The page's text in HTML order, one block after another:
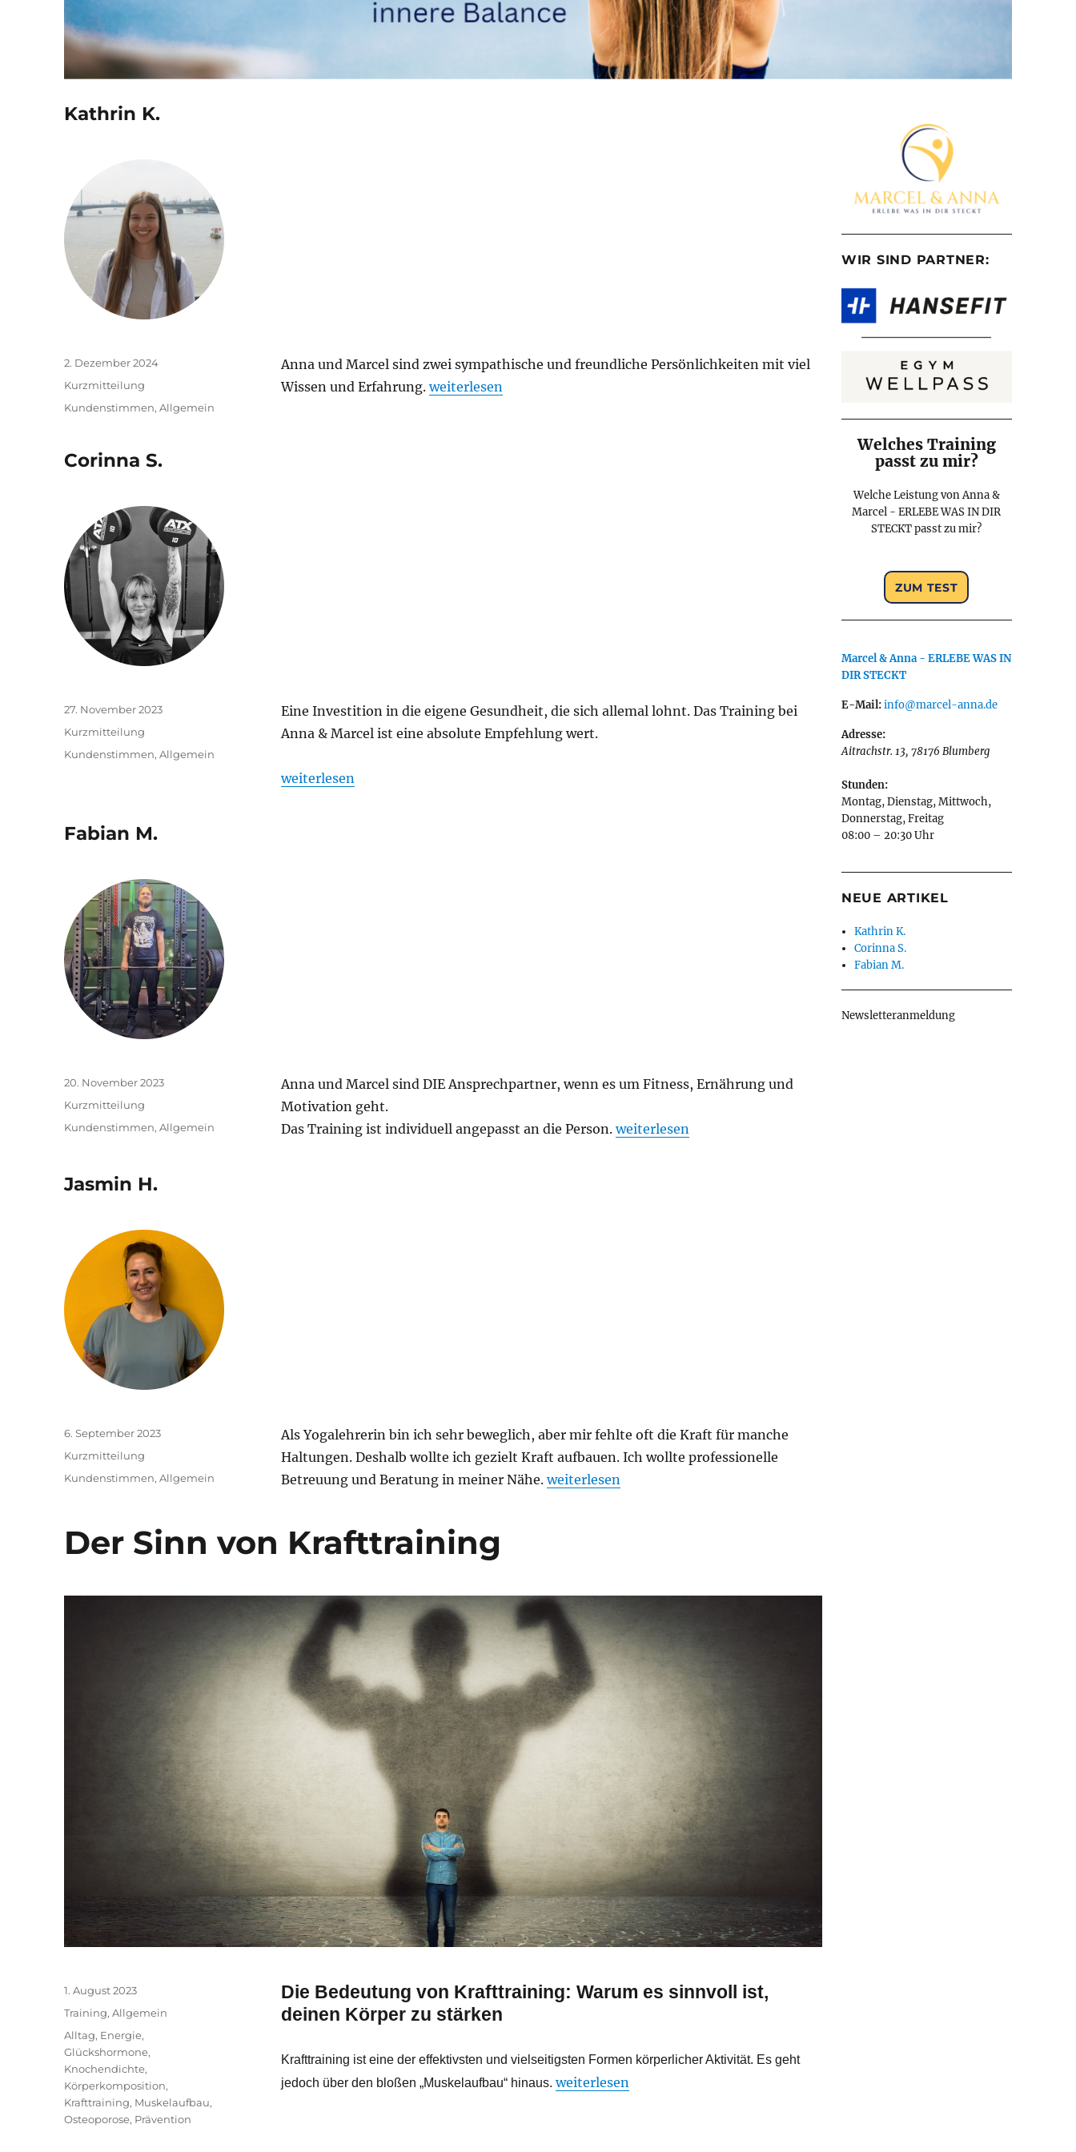
Artikel
Kathrin K.
Anna und Marcel sind zwei sympathische und freundliche Persönlichkeiten mit viel
Wissen und Erfahrung.„Kathrin K.“
weiterlesen
Veröffentlicht
am
2. Dezember 2024
Format
Kurzmitteilung
Kategorien
Kundenstimmen,Allgemein
Corinna S.
Eine Investition in die eigene Gesundheit, die sich allemal lohnt. Das Training bei
Anna & Marcel ist eine absolute Empfehlung wert.
„Corinna S.“
weiterlesen
Veröffentlicht
am
27. November 2023
Format
Kurzmitteilung
Kategorien
Kundenstimmen,Allgemein
Fabian M.
Anna und Marcel sind DIE Ansprechpartner, wenn es um Fitness, Ernährung und
Motivation geht.
Das Training ist individuell angepasst an die Person.„Fabian M.“
weiterlesen
Veröffentlicht
am
20. November 2023
Format
Kurzmitteilung
Kategorien
Kundenstimmen,Allgemein
Jasmin H.
Als Yogalehrerin bin ich sehr beweglich, aber mir fehlte oft die Kraft für manche
Haltungen. Deshalb wollte ich gezielt Kraft aufbauen. Ich wollte professionelle
Betreuung und Beratung in meiner Nähe.„Jasmin H.“
weiterlesen
Veröffentlicht
am
6. September 2023
Format
Kurzmitteilung
Kategorien
Kundenstimmen,Allgemein
Der Sinn von Krafttraining
Die Bedeutung von Krafttraining: Warum es sinnvoll ist,
deinen Körper zu stärken
Krafttraining ist eine der effektivsten und vielseitigsten Formen körperlicher Aktivität. Es geht
jedoch über den bloßen „Muskelaufbau“ hinaus.„Der Sinn von Krafttraining“
weiterlesen
Veröffentlicht
am
1. August 2023
Kategorien
Training,Allgemein
Schlagwörter
Alltag, Energie,
Glückshormone,
Knochendichte,
Körperkomposition,
Krafttraining, Muskelaufbau,
Osteoporose, Prävention
WIR SIND PARTNER:
Welches Training
passt zu mir?
Welche Leistung von Anna &
Marcel - ERLEBE WAS IN DIR
STECKT passt zu mir?
Marcel & Anna - ERLEBE WAS IN
DIR STECKT
E-Mail:info@marcel-anna.de
Adresse:
Aitrachstr. 13, 78176 Blumberg
Stunden:
Montag, Dienstag, Mittwoch,
Donnerstag, Freitag
08:00 – 20:30 Uhr
NEUE ARTIKEL
Kathrin K.
Corinna S.
Fabian M.
Newsletteranmeldung